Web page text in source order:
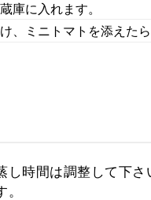
庫に入れます。
、ミニトマトを添えたら
し時間は調整して下